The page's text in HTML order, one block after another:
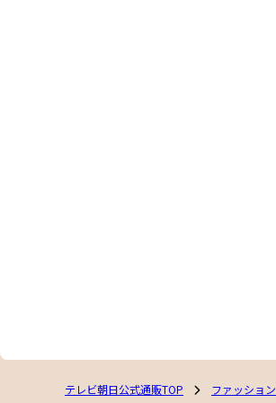
テレビ朝日公式通販TOP ファッション